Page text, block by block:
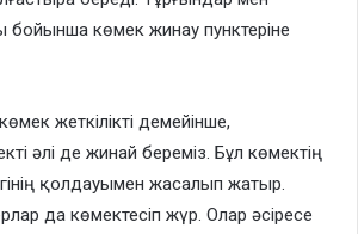
бойынша көмек жинау пунктеріне
жеткілікті демейінше,
әлі де жинай береміз. Бұл көмектің
қолдауымен жасалып жатыр.
да көмектесіп жүр. Олар әсіресе